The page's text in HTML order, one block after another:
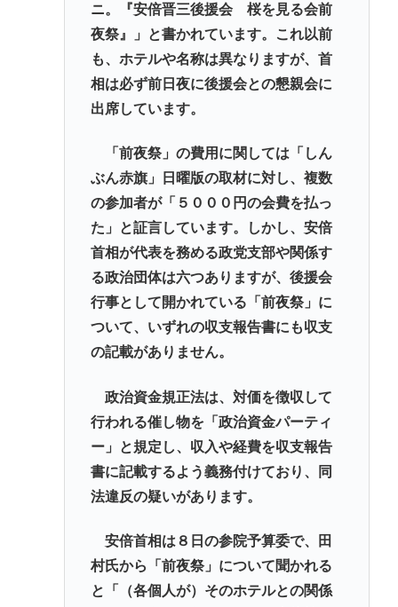
ニ。『安倍晋三後援会 桜を見る会前
夜祭』」と書かれています。これ以前
も、ホテルや名称は異なりますが、首
相は必ず前日夜に後援会との懇親会に
出席しています。
「前夜祭」の費用に関しては「しん
ぶん赤旗」日曜版の取材に対し、複数
の参加者が「５０００円の会費を払っ
た」と証言しています。しかし、安倍
首相が代表を務める政党支部や関係す
る政治団体は六つありますが、後援会
行事として開かれている「前夜祭」に
ついて、いずれの収支報告書にも収支
の記載がありません。
政治資金規正法は、対価を徴収して
行われる催し物を「政治資金パーティ
ー」と規定し、収入や経費を収支報告
書に記載するよう義務付けており、同
法違反の疑いがあります。
安倍首相は８日の参院予算委で、田
村氏から「前夜祭」について聞かれる
と「（各個人が）そのホテルとの関係